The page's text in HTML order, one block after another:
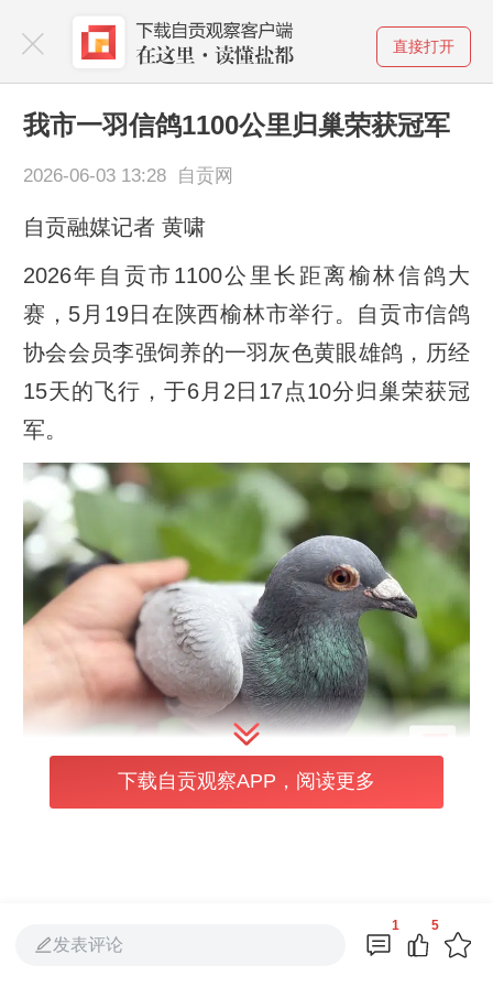
直接打开
我市一羽信鸽1100公里归巢荣获冠军
2026-06-03 13:28 自贡网
自贡融媒记者 黄啸
2026年自贡市1100公里长距离榆林信鸽大
赛，5月19日在陕西榆林市举行。自贡市信鸽
协会会员李强饲养的一羽灰色黄眼雄鸽，历经
15天的飞行，于6月2日17点10分归巢荣获冠
军。
羽归巢信鸽防作弊标记、足环完整，比赛成绩
有效。
下载自贡观察APP，阅读更多
发表评论
1 5